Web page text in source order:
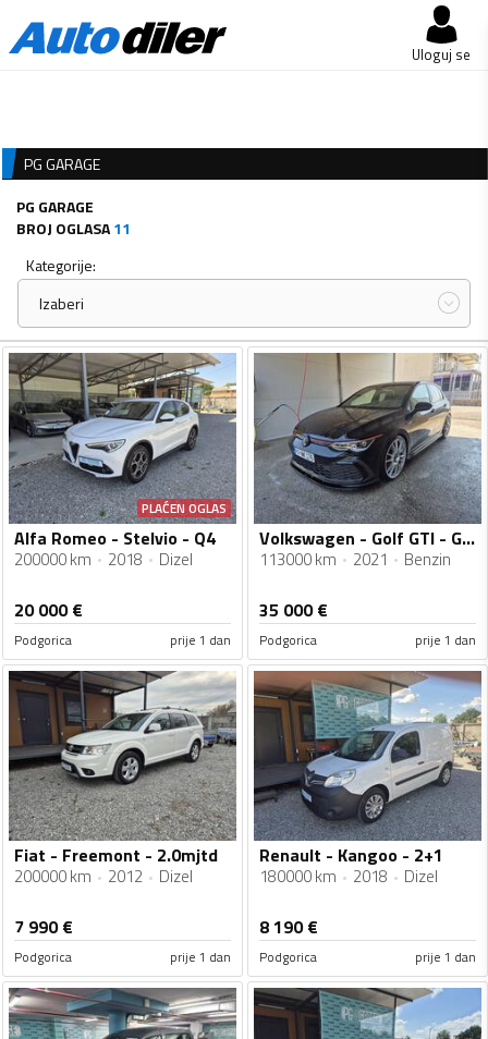
Uloguj se
PG GARAGE
PG GARAGE
BROJ OGLASA11
Kategorije:
Izaberi
PLAĆEN OGLAS
Alfa Romeo - Stelvio - Q4
200000 km 2018 Dizel
20 000€
Podgorica prije 1 dan
Volkswagen - Golf GTI - GTI
113000 km 2021 Benzin
35 000€
Podgorica prije 1 dan
Fiat - Freemont - 2.0mjtd
200000 km 2012 Dizel
7 990€
Podgorica prije 1 dan
Renault - Kangoo - 2+1
180000 km 2018 Dizel
8 190€
Podgorica prije 1 dan